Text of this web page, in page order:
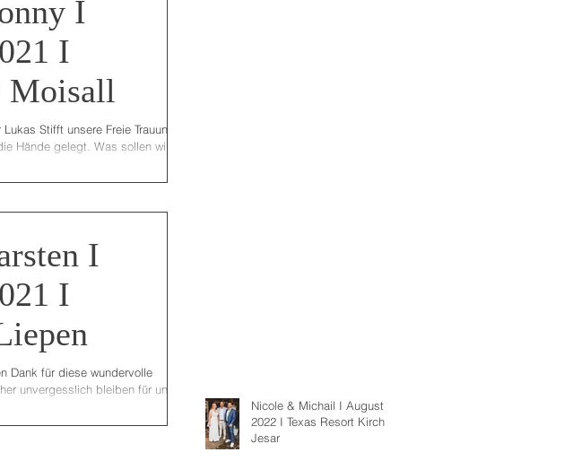
I
I
Moisall
Stifft unsere Freie Trauung
Hände gelegt. Was sollen wir
I
I
Dank für diese wundervolle
unvergesslich bleiben für uns.
Nicole & Michail I August
2022 I Texas Resort Kirch
Jesar